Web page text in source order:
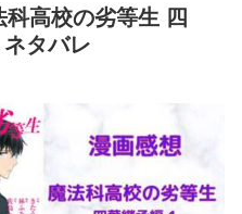
高校の劣等生 四
タバレ